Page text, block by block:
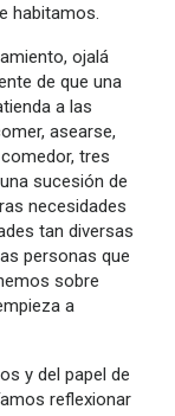
habitamos.
ojalá
de que una
a las
asearse,
tres
sucesión de
necesidades
tan diversas
personas que
sobre
a
y del papel de
reflexionar